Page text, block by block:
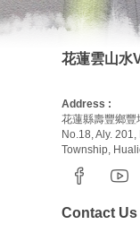
花蓮雲山水
Address :
花蓮縣壽豐鄉
No.18, Aly.
Township,
Contact Us